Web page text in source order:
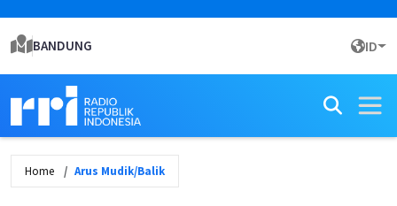
BANDUNG ID
Home Arus Mudik/Balik